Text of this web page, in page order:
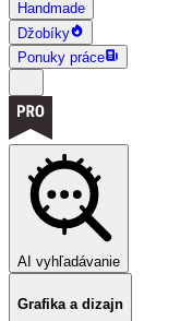
Handmade
Džobíky
Ponuky práce
AI vyhľadávanie
Grafika a dizajn